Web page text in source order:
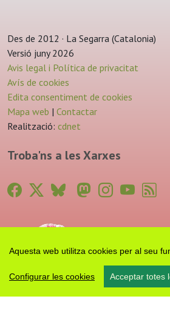
Aquesta web utilitza cookies per al seu
Configurar les cookies Acceptar totes
Des de 2012 · La Segarra (Catalonia)
Versió juny 2026
Avis legal i Política de privacitat
Avís de cookies
Edita consentiment de cookies
Mapa web | Contactar
Realització: cdnet
Troba'ns a les Xarxes